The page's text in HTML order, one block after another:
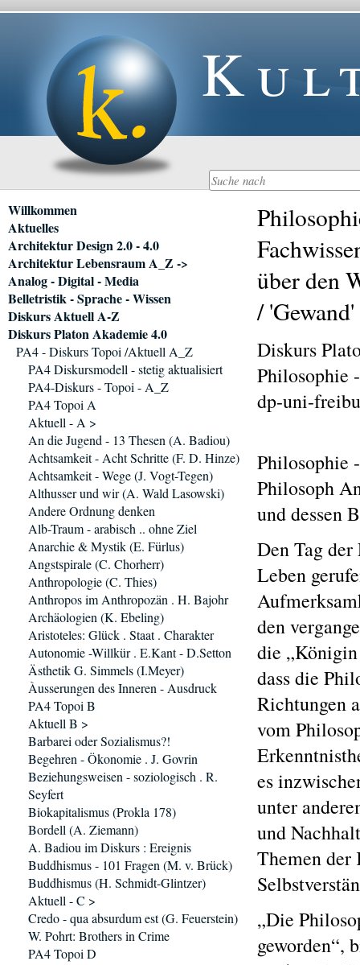
über den
/ 'Gewand'
Diskurs
Philosophie
dp-uni-
Philosophie
Philosoph
und dessen
Den Tag
Leben
den
die
dass die
Richtungen
vom
es
unter
und
Themen
„Die
geworden“,
Navigation
überspringen
Willkommen
Aktuelles
Architektur Design 2.0 - 4.0
Architektur Lebensraum A_Z ->
Analog - Digital - Media
Belletristik - Sprache - Wissen
Diskurs Aktuell A-Z
Diskurs Platon Akademie 4.0
PA4 - Diskurs Topoi /Aktuell A_Z
PA4 Diskursmodell - stetig aktualisiert
PA4-Diskurs - Topoi - A_Z
PA4 Topoi A
Aktuell - A >
An die Jugend - 13 Thesen (A. Badiou)
Achtsamkeit - Acht Schritte (F. D. Hinze)
Achtsamkeit - Wege (J. Vogt-Tegen)
Althusser und wir (A. Wald Lasowski)
Andere Ordnung denken
Alb-Traum - arabisch .. ohne Ziel
Anarchie & Mystik (E. Fürlus)
Angstspirale (C. Chorherr)
Anthropologie (C. Thies)
Anthropos im Anthropozän . H. Bajohr
Archäologien (K. Ebeling)
Aristoteles: Glück . Staat . Charakter
Autonomie -Willkür . E.Kant - D.Setton
Ästhetik G. Simmels (I.Meyer)
Àusserungen des Inneren - Ausdruck
PA4 Topoi B
Aktuell B >
Barbarei oder Sozialismus?!
Begehren - Ökonomie . J. Govrin
Beziehungsweisen - soziologisch . R.
Seyfert
Biokapitalismus (Prokla 178)
Bordell (A. Ziemann)
A. Badiou im Diskurs : Ereignis
Buddhismus - 101 Fragen (M. v. Brück)
Buddhismus (H. Schmidt-Glintzer)
Aktuell - C >
Credo - qua absurdum est (G. Feuerstein)
W. Pohrt: Brothers in Crime
PA4 Topoi D